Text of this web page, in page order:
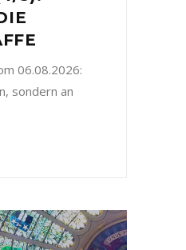
06.08.2026:
sondern an